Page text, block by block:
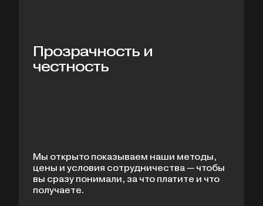
Прозрачность и
честность
Мы открыто показываем наши методы,
цены и условия сотрудничества — чтобы
вы сразу понимали, за что платите и что
получаете.